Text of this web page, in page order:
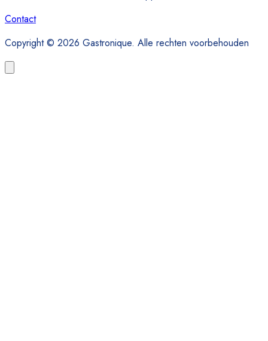
Contact
Copyright © 2026 Gastronique. Alle rechten voorbehouden